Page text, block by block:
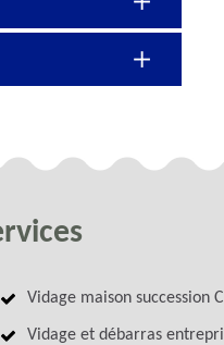
Vidage maison succession
Vidage et débarras